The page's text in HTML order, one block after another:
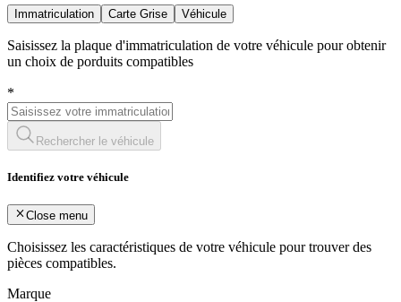
Immatriculation Carte Grise Véhicule
Saisissez la plaque d'immatriculation de votre véhicule pour obtenir
un choix de porduits compatibles
*
Rechercher le véhicule
Identifiez votre véhicule
Close menu
Choisissez les caractéristiques de votre véhicule pour trouver des
pièces compatibles.
Marque